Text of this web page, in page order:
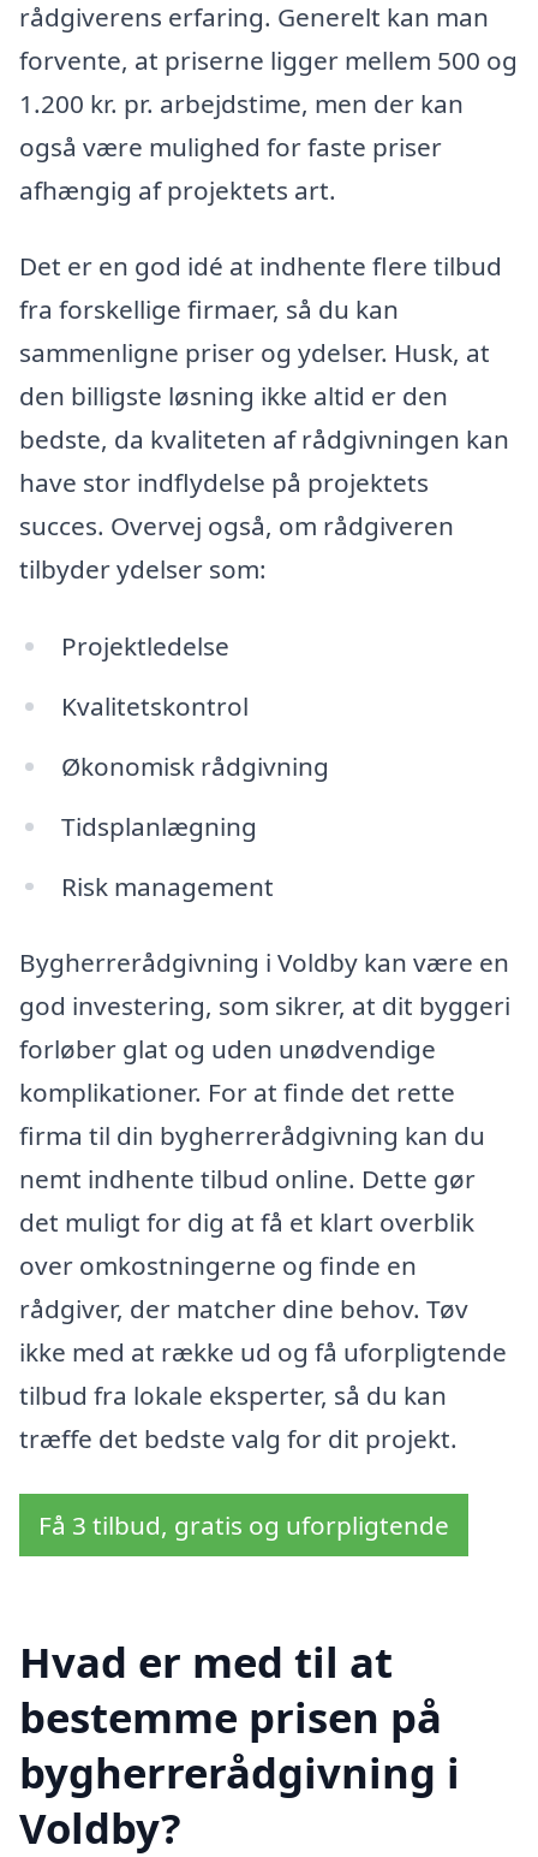
rådgiverens erfaring. Generelt kan man
forvente, at priserne ligger mellem 500 og
1.200 kr. pr. arbejdstime, men der kan
også være mulighed for faste priser
afhængig af projektets art.
Det er en god idé at indhente flere tilbud
fra forskellige firmaer, så du kan
sammenligne priser og ydelser. Husk, at
den billigste løsning ikke altid er den
bedste, da kvaliteten af rådgivningen kan
have stor indflydelse på projektets
succes. Overvej også, om rådgiveren
tilbyder ydelser som:
Projektledelse
Kvalitetskontrol
Økonomisk rådgivning
Tidsplanlægning
Risk management
Bygherrerådgivning i Voldby kan være en
god investering, som sikrer, at dit byggeri
forløber glat og uden unødvendige
komplikationer. For at finde det rette
firma til din bygherrerådgivning kan du
nemt indhente tilbud online. Dette gør
det muligt for dig at få et klart overblik
over omkostningerne og finde en
rådgiver, der matcher dine behov. Tøv
ikke med at række ud og få uforpligtende
tilbud fra lokale eksperter, så du kan
træffe det bedste valg for dit projekt.
Få 3 tilbud, gratis og uforpligtende
Hvad er med til at
bestemme prisen på
bygherrerådgivning i
Voldby?